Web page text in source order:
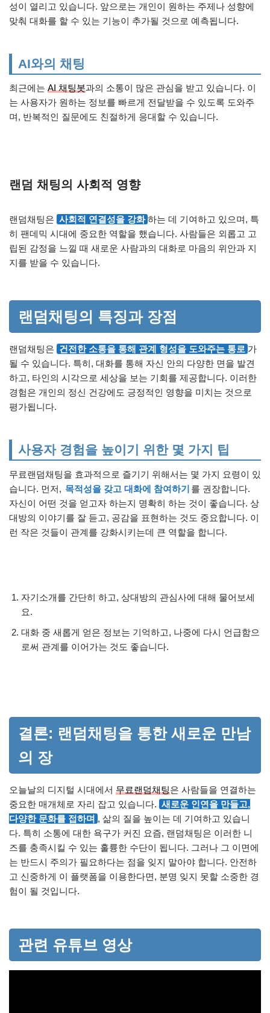
성이 열리고 있습니다. 앞으로는 개인이 원하는 주제나 성향에
맞춰 대화를 할 수 있는 기능이 추가될 것으로 예측됩니다.
AI와의 채팅
최근에는 AI 채팅봇과의 소통이 많은 관심을 받고 있습니다. 이
는 사용자가 원하는 정보를 빠르게 전달받을 수 있도록 도와주
며, 반복적인 질문에도 친절하게 응대할 수 있습니다.
랜덤 채팅의 사회적 영향
랜덤채팅은 사회적 연결성을 강화 하는 데 기여하고 있으며, 특
히 팬데믹 시대에 중요한 역할을 했습니다. 사람들은 외롭고 고
립된 감정을 느낄 때 새로운 사람과의 대화로 마음의 위안과 지
지를 받을 수 있습니다.
랜덤채팅의 특징과 장점
랜덤채팅은 건전한 소통을 통해 관계 형성을 도와주는 통로 가
될 수 있습니다. 특히, 대화를 통해 자신 안의 다양한 면을 발견
하고, 타인의 시각으로 세상을 보는 기회를 제공합니다. 이러한
경험은 개인의 정신 건강에도 긍정적인 영향을 미치는 것으로
평가됩니다.
사용자 경험을 높이기 위한 몇 가지 팁
무료랜덤채팅을 효과적으로 즐기기 위해서는 몇 가지 요령이 있
습니다. 먼저, 목적성을 갖고 대화에 참여하기 를 권장합니다.
자신이 어떤 것을 얻고자 하는지 명확히 하는 것이 좋습니다. 상
대방의 이야기를 잘 듣고, 공감을 표현하는 것도 중요합니다. 이
런 작은 것들이 관계를 강화시키는데 큰 역할을 합니다.
자기소개를 간단히 하고, 상대방의 관심사에 대해 물어보세
요.
대화 중 새롭게 얻은 정보는 기억하고, 나중에 다시 언급함으
로써 관계를 이어가는 것도 좋습니다.
결론: 랜덤채팅을 통한 새로운 만남
의 장
오늘날의 디지털 시대에서 무료랜덤채팅은 사람들을 연결하는
중요한 매개체로 자리 잡고 있습니다. 새로운 인연을 만들고,
다양한 문화를 접하며 , 삶의 질을 높이는 데 기여하고 있습니
다. 특히 소통에 대한 욕구가 커진 요즘, 랜덤채팅은 이러한 니
즈를 충족시킬 수 있는 훌륭한 수단이 됩니다. 그러나 그 이면에
는 반드시 주의가 필요하다는 점을 잊지 말아야 합니다. 안전하
고 신중하게 이 플랫폼을 이용한다면, 분명 잊지 못할 소중한 경
험이 될 것입니다.
관련 유튜브 영상